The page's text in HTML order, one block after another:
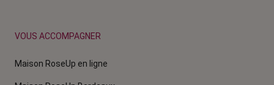
VOUS ACCOMPAGNER
Maison RoseUp en ligne